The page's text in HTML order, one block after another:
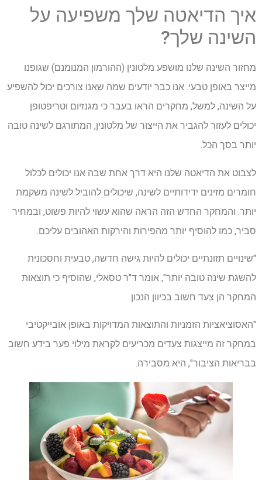
איך הדיאטה שלך משפיעה על
השינה שלך?
מחזור השינה שלנו מושפע מלטונין (ההורמון המנומנם) שגופנו
מייצר באופן טבעי. אנו כבר יודעים שמה שאנו צורכים יכול להשפיע
על השינה, למשל, מחקרים הראו בעבר כי מגנזיום וטריפטופן
יכולים לעזור להגביר את הייצור של מלטונין, המתורגם לשינה טובה
יותר בסך הכל.
לצבוט את הדיאטה שלנו היא דרך אחת שבה אנו יכולים לכלול
חומרים מזינים ידידותיים לשינה, שיכולים להוביל לשינה משקמת
יותר. והמחקר החדש הזה הראה שהוא עשוי להיות פשוט, ובמחיר
סביר, כמו להוסיף יותר מהפירות והירקות האהובים עליכם.
"שינויים תזונתיים יכולים להיות גישה חדשה, טבעית וחסכונית
להשגת שינה טובה יותר", אומר ד"ר טסאלי, שהוסיף כי תוצאות
המחקר הן צעד חשוב בכיוון הנכון.
"האסוציאציות הזמניות והתוצאות המדויקות באופן אובייקטיבי
במחקר זה מייצגות צעדים מכריעים לקראת מילוי פער בידע חשוב
בבריאות הציבור", היא מסבירה.